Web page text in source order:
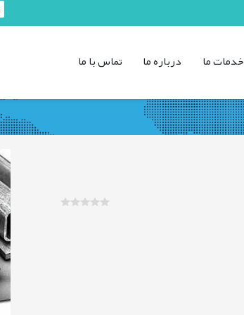
خدمات ما درباره ما تماس با ما